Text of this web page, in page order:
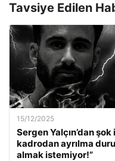
Tavsiye Edilen
15/12/2025
Sergen Yalçın’dan
kadrodan ayrılma
almak istemiyor!”